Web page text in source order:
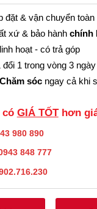
đặt & vận chuyển toàn
xứ & bảo hành chính
hoạt - có trả góp
đổi 1 trong vòng 3 ngày
sóc ngay cả khi
có GIÁ TỐThơn
980 890
848 777